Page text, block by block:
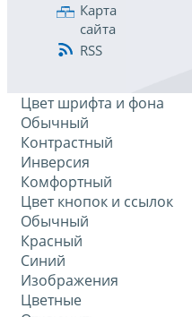
Карта
сайта
RSS
Цвет шрифта и фона
Обычный
Контрастный
Инверсия
Комфортный
Цвет кнопок и ссылок
Обычный
Красный
Синий
Изображения
Цветные